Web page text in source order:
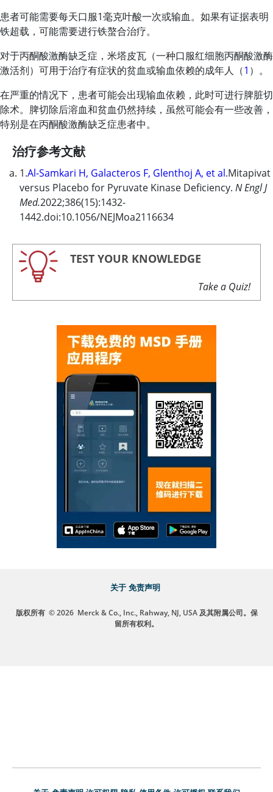
患者可能需要每天口服1毫克叶酸一次或输血。如果有证据表明
铁超载，可能需要进行铁螯合治疗。
对于丙酮酸激酶缺乏症，米塔皮瓦（一种口服红细胞丙酮酸激酶
激活剂）可用于治疗有症状的贫血或输血依赖的成年人（1 ）。
在严重的情况下，患者可能会出现输血依赖，此时可进行脾脏切
除术。脾切除后溶血和贫血仍然持续，虽然可能会有一些改善，
特别是在丙酮酸激酶缺乏症患者中。
治疗参考文献
1.Al-Samkari H, Galacteros F, Glenthoj A, et al.Mitapivat
versus Placebo for Pyruvate Kinase Deficiency. N Engl J
Med.2022;386(15):1432-
1442.doi:10.1056/NEJMoa2116634
TEST YOUR KNOWLEDGE
Take a Quiz!
关于 免责声明
版权所有 © 2026 Merck & Co., Inc., Rahway, NJ, USA 及其附属公司。保
留所有权利。